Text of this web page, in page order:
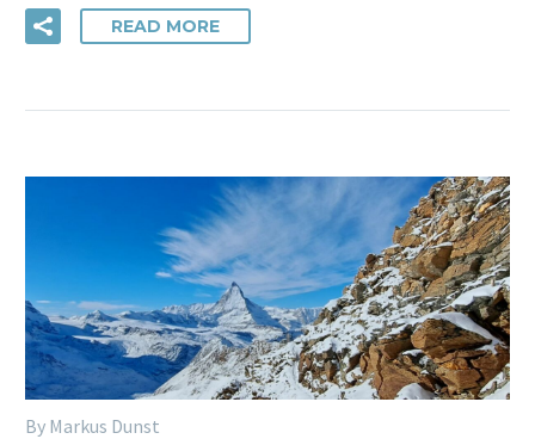
READ MORE
By Markus Dunst